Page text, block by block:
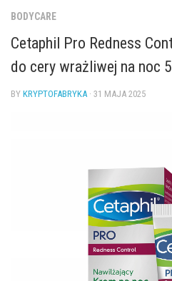
BODYCARE
Cetaphil Pro Redness
do cery wrażliwej na noc
BY KRYPTOFABRYKA · 31 MAJA 2025